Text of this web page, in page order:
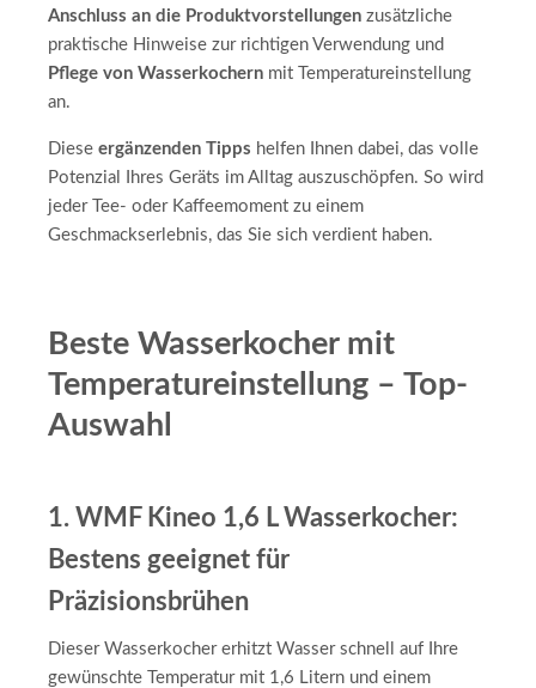
Anschluss an die Produktvorstellungen zusätzliche
praktische Hinweise zur richtigen Verwendung und
Pflege von Wasserkochern mit Temperatureinstellung
an.
Diese ergänzenden Tipps helfen Ihnen dabei, das volle
Potenzial Ihres Geräts im Alltag auszuschöpfen. So wird
jeder Tee- oder Kaffeemoment zu einem
Geschmackserlebnis, das Sie sich verdient haben.
Beste Wasserkocher mit
Temperatureinstellung – Top-
Auswahl
1. WMF Kineo 1,6 L Wasserkocher:
Bestens geeignet für
Präzisionsbrühen
Dieser Wasserkocher erhitzt Wasser schnell auf Ihre
gewünschte Temperatur mit 1,6 Litern und einem